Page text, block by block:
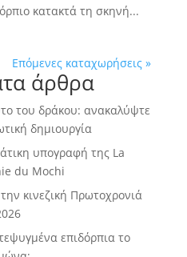
κατακτά τη σκηνή...
Επόμενες καταχωρήσεις »
άρθρα
του δράκου: ανακαλύψτε
δημιουργία
υπογραφή της La
du Mochi
κινεζική Πρωτοχρονιά
επιδόρπια το